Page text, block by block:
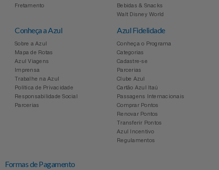
Fretamento
Bebidas & Snacks
Walt Disney World
Conheça a Azul
Sobre a Azul
Mapa de Rotas
Azul Viagens
Imprensa
Trabalhe na Azul
Política de Privacidade
Responsabilidade Social
Parcerias
Azul Fidelidade
Conheça o Programa
Categorias
Cadastre-se
Parcerias
Clube Azul
Cartão Azul Itaú
Passagens Internacionais
Comprar Pontos
Renovar Pontos
Transferir Pontos
Azul Incentivo
Regulamentos
Formas de Pagamento